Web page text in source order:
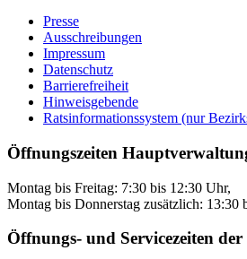
Presse
Ausschreibungen
Impressum
Datenschutz
Barrierefreiheit
Hinweisgebende
Ratsinformationssystem (nur
Öffnungszeiten
Montag bis Freitag: 7:30 bis 12:30 Uhr,
Montag bis Donnerstag zusätzlich: 13:30
Öffnungs- und Servicezeiten